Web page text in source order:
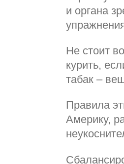
и органа
Не стоит
курить,
табак –
Правила
Америку,